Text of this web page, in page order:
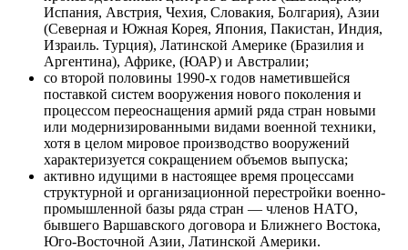
Испания, Австрия, Чехия, Словакия, Болгария), Азии
(Северная и Южная Корея, Япония, Пакистан, Индия,
Израиль. Турция), Латинской Америке (Бразилия и
Аргентина), Африке, (ЮАР) и Австралии;
со второй половины 1990-х годов наметившейся
поставкой систем вооружения нового поколения и
процессом переоснащения армий ряда стран новыми
или модернизированными видами военной техники,
хотя в целом мировое производство вооружений
характеризуется сокращением объемов выпуска;
активно идущими в настоящее время процессами
структурной и организационной перестройки военно-
промышленной базы ряда стран — членов НАТО,
бывшего Варшавского договора и Ближнего Востока,
Юго-Восточной Азии, Латинской Америки.